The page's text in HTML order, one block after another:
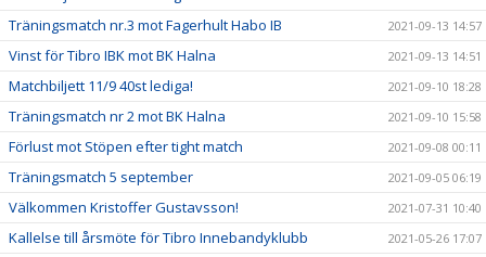
Träningsmatch nr.3 mot Fagerhult Habo IB 2021-09-13 14:57
Vinst för Tibro IBK mot BK Halna 2021-09-13 14:51
Matchbiljett 11/9 40st lediga! 2021-09-10 18:28
Träningsmatch nr 2 mot BK Halna 2021-09-10 15:58
Förlust mot Stöpen efter tight match 2021-09-08 00:11
Träningsmatch 5 september 2021-09-05 06:19
Välkommen Kristoffer Gustavsson! 2021-07-31 10:40
Kallelse till årsmöte för Tibro Innebandyklubb 2021-05-26 17:07